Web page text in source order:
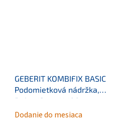
GEBERIT KOMBIFIX BASIC
Podomietková nádržka,
Delta 12cm, H 108cm
Dodanie do mesiaca